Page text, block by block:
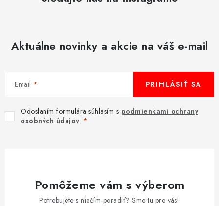
Aktuálne novinky a akcie na váš e-mail
Email
Odoslaním formulára súhlasím s podmienkami ochrany
osobných údajov.
PRIHLÁSIŤ SA
Pomôžeme vám s výberom
Potrebujete s niečím poradiť? Sme tu pre vás!